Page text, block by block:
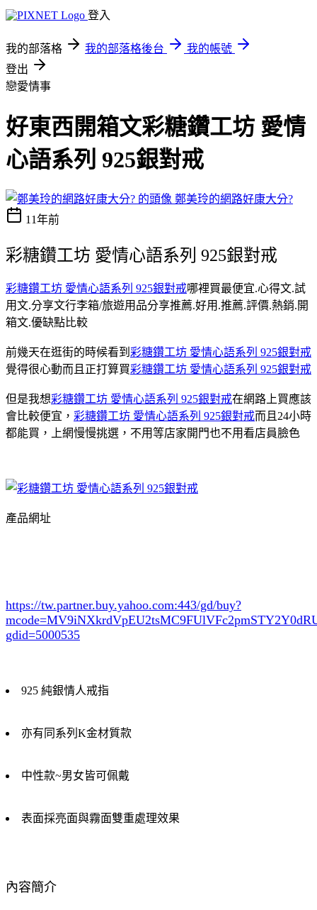
登入
我的部落格 我的部落格後台
我的帳號
登出
戀愛情事
好東西開箱文彩糖鑽工坊 愛情
心語系列 925銀對戒
鄭美玲的網路好康大分?
11年前
彩糖鑽工坊 愛情心語系列 925銀對戒
彩糖鑽工坊 愛情心語系列 925銀對戒哪裡買最便宜.心得文.試
用文.分享文行李箱/旅遊用品分享推薦.好用.推薦.評價.熱銷.開
箱文.優缺點比較
前幾天在逛街的時候看到 彩糖鑽工坊 愛情心語系列 925銀對戒
覺得很心動而且正打算買彩糖鑽工坊 愛情心語系列 925銀對戒
但是我想彩糖鑽工坊 愛情心語系列 925銀對戒在網路上買應該
會比較便宜， 彩糖鑽工坊 愛情心語系列 925銀對戒而且24小時
都能買，上網慢慢挑選，不用等店家開門也不用看店員臉色
產品網址
https://tw.partner.buy.yahoo.com:443/gd/buy?
gdid=5000535
925 純銀情人戒指
亦有同系列K金材質款
中性款~男女皆可佩戴
表面採亮面與霧面雙重處理效果
內容簡介